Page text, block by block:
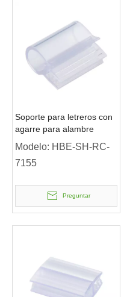
Soporte para letreros con
agarre para alambre
Modelo: HBE-SH-RC-
7155
Preguntar